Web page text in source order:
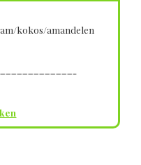
kokos/amandelen